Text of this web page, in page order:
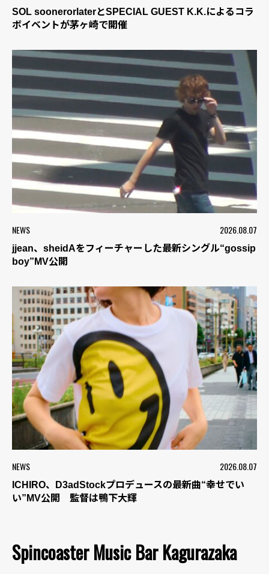
SOL soonerorlaterとSPECIAL GUEST K.K.によるコラ
ボイベントが茅ヶ崎で開催
NEWS 2026.08.07
jjean、sheidAをフィーチャーした最新シングル“gossip
boy”MV公開
NEWS 2026.08.07
ICHIRO、D3adStockプロデュースの最新曲“幸せでい
い”MV公開 監督は鴨下大輝
Spincoaster Music Bar Kagurazaka